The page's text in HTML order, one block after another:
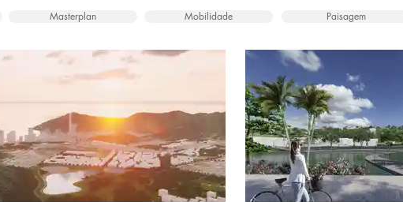
Masterplan Mobilidade Paisagem